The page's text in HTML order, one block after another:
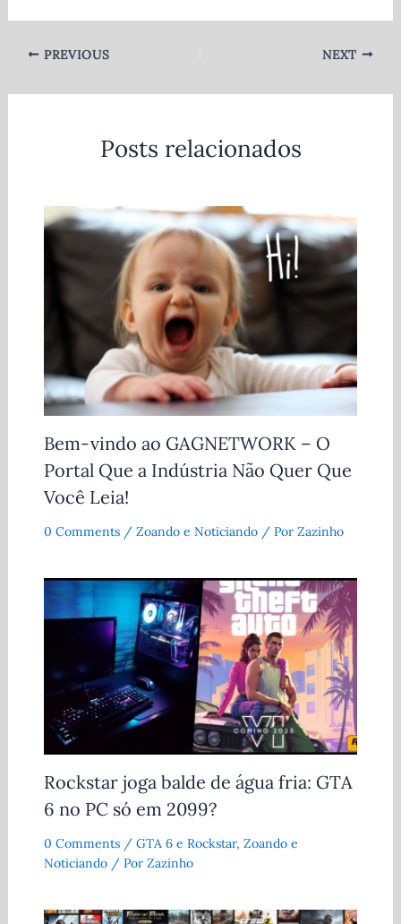
PREVIOUS NEXT
Posts relacionados
Bem-vindo ao GAGNETWORK – O
Portal Que a Indústria Não Quer Que
Você Leia!
0 Comments / Zoando e Noticiando/ Por Zazinho
Rockstar joga balde de água fria: GTA
6 no PC só em 2099?
0 Comments / GTA 6 e Rockstar, Zoando e
Noticiando/ Por Zazinho